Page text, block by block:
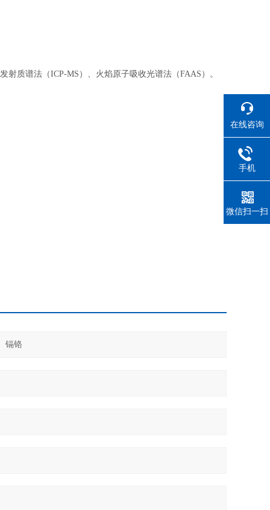
射质谱法（ICP-MS）、火焰原子吸收光谱法（FAAS）。
在线咨询
手机
微信扫一扫